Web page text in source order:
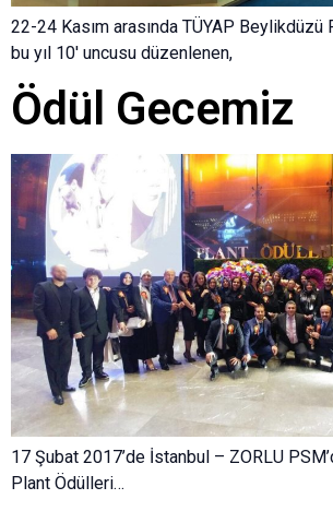
22-24 Kasım arasında TÜYAP Beylikdüzü
bu yıl 10′ uncusu düzenlenen,
Ödül Gecemiz
17 Şubat 2017’de İstanbul – ZORLU
Plant Ödülleri…